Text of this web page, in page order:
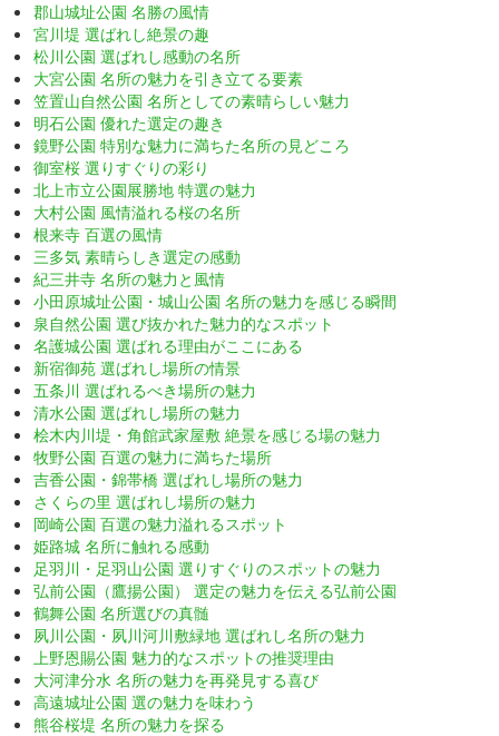
郡山城址公園 名勝の風情
宮川堤 選ばれし絶景の趣
松川公園 選ばれし感動の名所
大宮公園 名所の魅力を引き立てる要素
笠置山自然公園 名所としての素晴らしい魅力
明石公園 優れた選定の趣き
鏡野公園 特別な魅力に満ちた名所の見どころ
御室桜 選りすぐりの彩り
北上市立公園展勝地 特選の魅力
大村公園 風情溢れる桜の名所
根来寺 百選の風情
三多気 素晴らしき選定の感動
紀三井寺 名所の魅力と風情
小田原城址公園・城山公園 名所の魅力を感じる瞬間
泉自然公園 選び抜かれた魅力的なスポット
名護城公園 選ばれる理由がここにある
新宿御苑 選ばれし場所の情景
五条川 選ばれるべき場所の魅力
清水公園 選ばれし場所の魅力
桧木内川堤・角館武家屋敷 絶景を感じる場の魅力
牧野公園 百選の魅力に満ちた場所
吉香公園・錦帯橋 選ばれし場所の魅力
さくらの里 選ばれし場所の魅力
岡崎公園 百選の魅力溢れるスポット
姫路城 名所に触れる感動
足羽川・足羽山公園 選りすぐりのスポットの魅力
弘前公園（鷹揚公園） 選定の魅力を伝える弘前公園
鶴舞公園 名所選びの真髄
夙川公園・夙川河川敷緑地 選ばれし名所の魅力
上野恩賜公園 魅力的なスポットの推奨理由
大河津分水 名所の魅力を再発見する喜び
高遠城址公園 選の魅力を味わう
熊谷桜堤 名所の魅力を探る